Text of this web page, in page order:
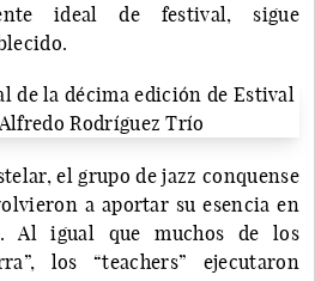
ideal de festival, sigue
el grupo de jazz conquense
a aportar su esencia en
Al igual que muchos de los
los “teachers” ejecutaron